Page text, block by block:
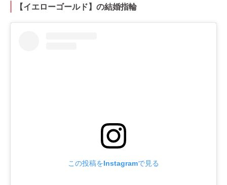
【イエローゴールド】の結婚指輪
この投稿をInstagramで見る